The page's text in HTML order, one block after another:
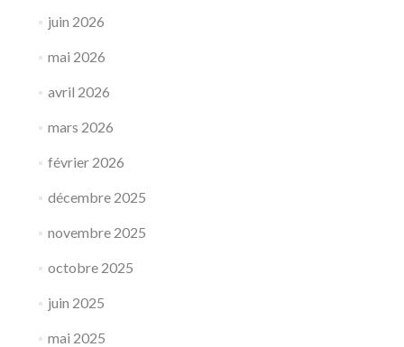
juin 2026
mai 2026
avril 2026
mars 2026
février 2026
décembre 2025
novembre 2025
octobre 2025
juin 2025
mai 2025